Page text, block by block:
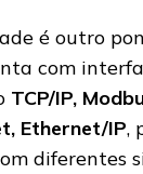
é outro
com
TCP/IP,
Ethernet/IP,
diferentes